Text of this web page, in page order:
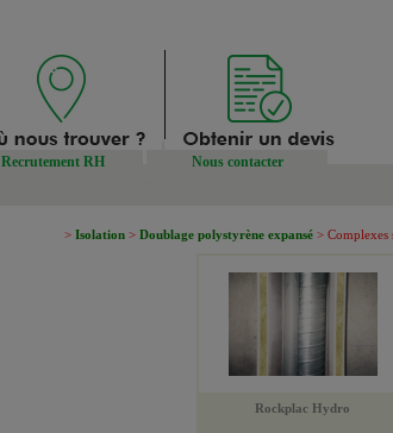
Recrutement RH Nous contacter
> Isolation > Doublage polystyrène expansé > Complexes
Rockplac Hydro